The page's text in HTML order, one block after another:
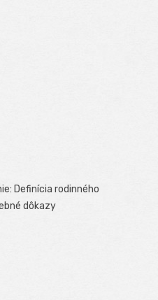
Definícia rodinného
dôkazy